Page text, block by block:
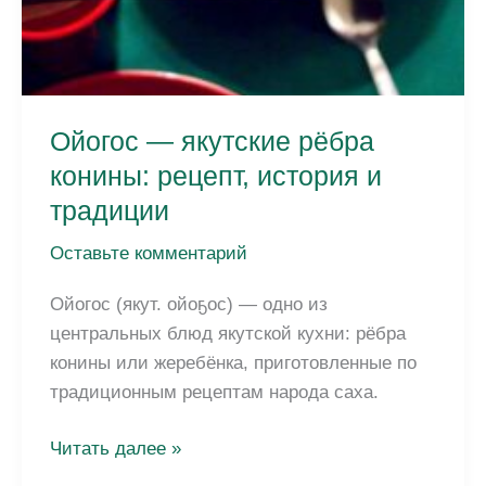
Ойогос — якутские рёбра
конины: рецепт, история и
традиции
Оставьте комментарий
Ойогос (якут. ойоҕос) — одно из
центральных блюд якутской кухни: рёбра
конины или жеребёнка, приготовленные по
традиционным рецептам народа саха.
Ойогос
Читать далее »